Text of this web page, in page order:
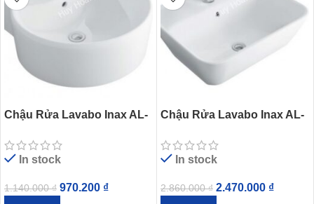
Chậu Rửa Lavabo Inax AL-
AquaCeramic
In stock
1.140.000₫ 970.200 ₫
Chậu Rửa Lavabo Inax AL-
In stock
2.860.000₫ 2.470.000 ₫